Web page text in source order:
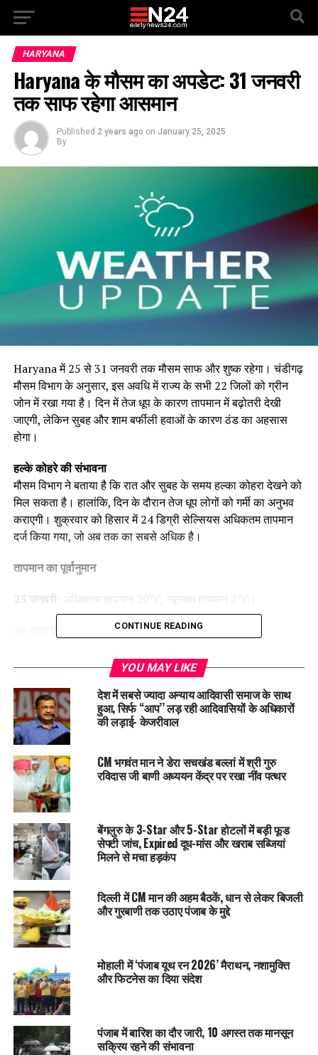
HARYANA
Haryana के मौसम का अपडेट: 31 जनवरी
तक साफ रहेगा आसमान
Published 2 years ago on January 25, 2025
By
Haryana में 25 से 31 जनवरी तक मौसम साफ और शुष्क रहेगा। चंडीगढ़
मौसम विभाग के अनुसार, इस अवधि में राज्य के सभी 22 जिलों को ग्रीन
जोन में रखा गया है। दिन में तेज धूप के कारण तापमान में बढ़ोतरी देखी
जाएगी, लेकिन सुबह और शाम बर्फीली हवाओं के कारण ठंड का अहसास
होगा।
हल्के कोहरे की संभावना
मौसम विभाग ने बताया है कि रात और सुबह के समय हल्का कोहरा देखने को
मिल सकता है। हालांकि, दिन के दौरान तेज धूप लोगों को गर्मी का अनुभव
कराएगी। शुक्रवार को हिसार में 24 डिग्री सेल्सियस अधिकतम तापमान
दर्ज किया गया, जो अब तक का सबसे अधिक है।
तापमान का पूर्वानुमान
25 जनवरी
: अधिकतम तापमान 20°C, न्यूनतम तापमान 7°C।
: अधिकतम तापमान 20°C, न्यूनतम तापमान 5°C।
: अधिकतम तापमान 21°C, न्यूनतम तापमान 10°C।
29-31 जनवरी
: अधिकतम तापमान 21-22°C, न्यूनतम तापमान 10-
11°C।
इस मौसम पूर्वानुमान से स्पष्ट है कि हरियाणा में अगले कुछ दिन मौसम शांत
रहेगा। दिन में धूप और रात में ठंड के संयोजन के साथ लोग अपने दैनिक
कार्यों का आनंद उठा सकते हैं।
RELATED TOPICS:
UP NEXT
उत्तराखंड में UCC लागू करने का ऐलान, हरियाणा के मंत्री Anil Vij ने
की सराहना
DON'T MISS
Haryana में बढ़ते भूजल संकट, कैंसर और किडनी रोगों का खतरा
CONTINUE READING
YOU MAY LIKE
देश में सबसे ज्यादा अन्याय आदिवासी समाज के साथ
हुआ, सिर्फ ‘‘आप’’ लड़ रही आदिवासियों के अधिकारों
की लड़ाई- केजरीवाल
CM भगवंत मान ने डेरा सचखंड बल्लां में श्री गुरु
रविदास जी बाणी अध्ययन केंद्र पर रखा नींव पत्थर
बेंगलुरु के 3-Star और 5-Star होटलों में बड़ी फूड
सेफ्टी जांच, Expired दूध-मांस और खराब सब्जियां
मिलने से मचा हड़कंप
दिल्ली में CM मान की अहम बैठकें, धान से लेकर बिजली
और गुरबाणी तक उठाए पंजाब के मुद्दे
मोहाली में ‘पंजाब यूथ रन 2026’ मैराथन, नशामुक्ति
और फिटनेस का दिया संदेश
पंजाब में बारिश का दौर जारी, 10 अगस्त तक मानसून
सक्रिय रहने की संभावना